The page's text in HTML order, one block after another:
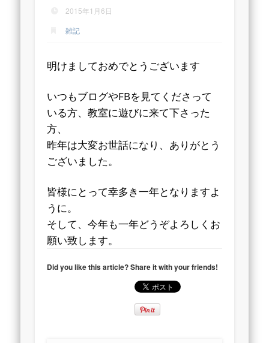
2015年1月6日
雑記
明けましておめでとうございます
いつもブログやFBを見てくださって
いる方、教室に遊びに来て下さった
方、
昨年は大変お世話になり、ありがとう
ございました。
皆様にとって幸多き一年となりますよ
うに。
そして、今年も一年どうぞよろしくお
願い致します。
Did you like this article? Share it with your friends!